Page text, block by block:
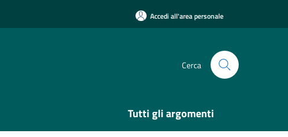
Accedi all'area personale
Cerca
Tutti gli argomenti